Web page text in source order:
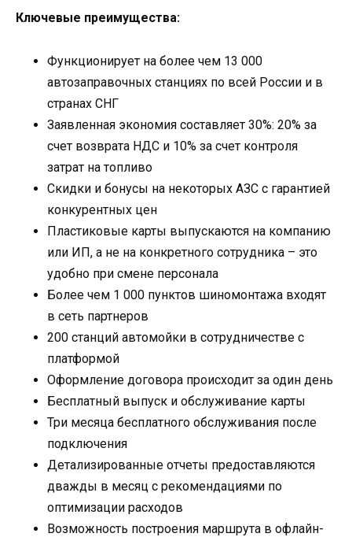
Ключевые преимущества:
Функционирует на более чем 13 000
автозаправочных станциях по всей России и в
странах СНГ
Заявленная экономия составляет 30%: 20% за
счет возврата НДС и 10% за счет контроля
затрат на топливо
Скидки и бонусы на некоторых АЗС с гарантией
конкурентных цен
Пластиковые карты выпускаются на компанию
или ИП, а не на конкретного сотрудника – это
удобно при смене персонала
Более чем 1 000 пунктов шиномонтажа входят
в сеть партнеров
200 станций автомойки в сотрудничестве с
платформой
Оформление договора происходит за один день
Бесплатный выпуск и обслуживание карты
Три месяца бесплатного обслуживания после
подключения
Детализированные отчеты предоставляются
дважды в месяц с рекомендациями по
оптимизации расходов
Возможность построения маршрута в офлайн-